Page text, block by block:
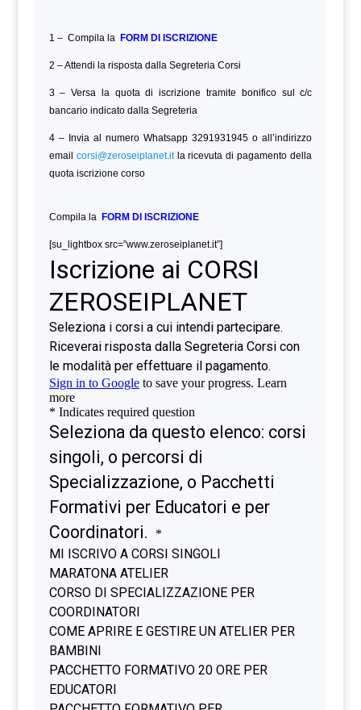
1 – Compila la FORM DI ISCRIZIONE
2 – Attendi la risposta dalla Segreteria Corsi
3 – Versa la quota di iscrizione tramite bonifico sul c/c
bancario indicato dalla Segreteria
4 – Invia al numero Whatsapp 3291931945 o all’indirizzo
email corsi@zeroseiplanet.itla ricevuta di pagamento della
quota iscrizione corso
Compila la FORM DI ISCRIZIONE
[su_lightbox src=”www.zeroseiplanet.it”]